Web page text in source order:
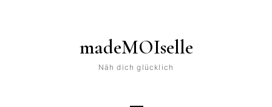
madeMOIselle
Näh dich glücklich